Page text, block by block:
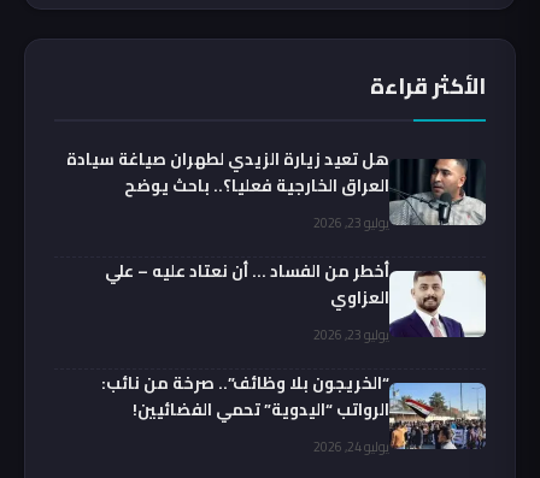
الأكثر قراءة
هل تعيد زيارة الزيدي لطهران صياغة سيادة
العراق الخارجية فعليا؟.. باحث يوضح
يوليو 23, 2026
أخطر من الفساد … أن نعتاد عليه – علي
العزاوي
يوليو 23, 2026
“الخريجون بلا وظائف”.. صرخة من نائب:
الرواتب “اليدوية” تحمي الفضائيين!
يوليو 24, 2026